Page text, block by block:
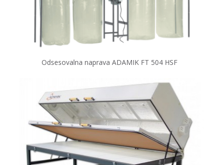
Odsesovalna naprava ADAMIK FT 504 HSF